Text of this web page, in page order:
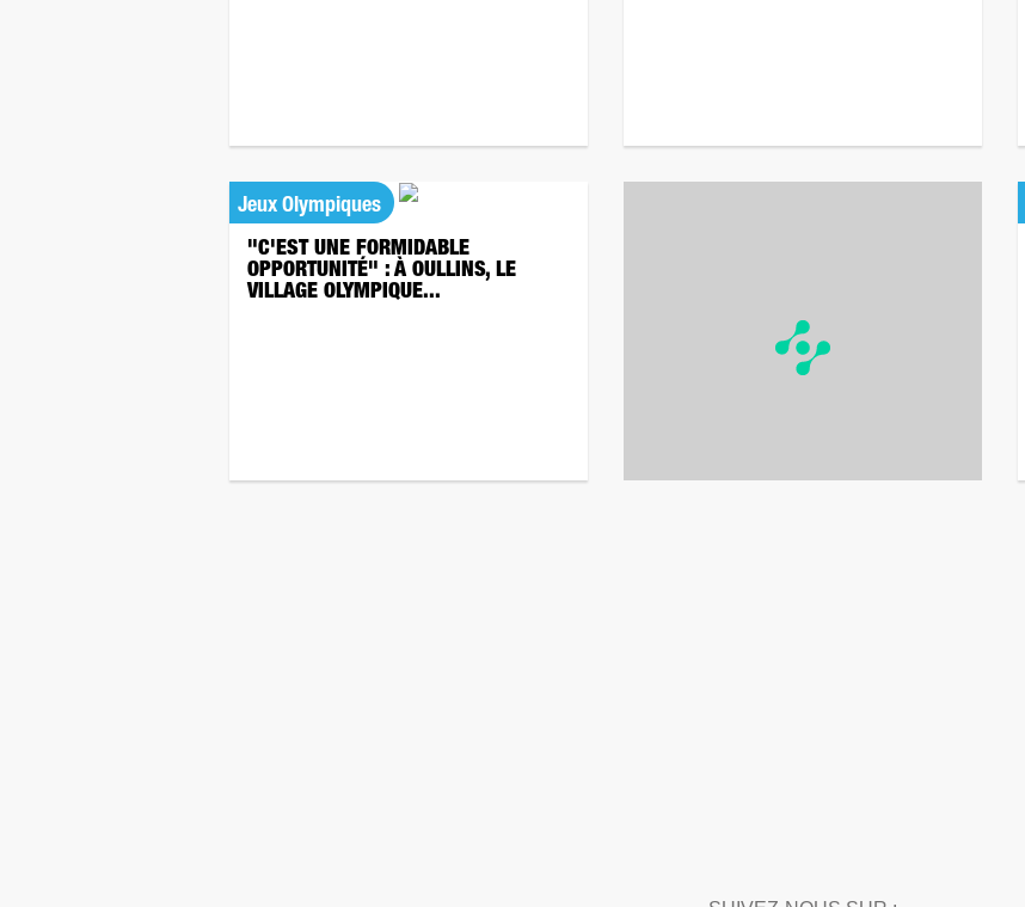
Jeux Olympiques
"C'EST UNE FORMIDABLE
OPPORTUNITÉ" : À OULLINS, LE
VILLAGE OLYMPIQUE...